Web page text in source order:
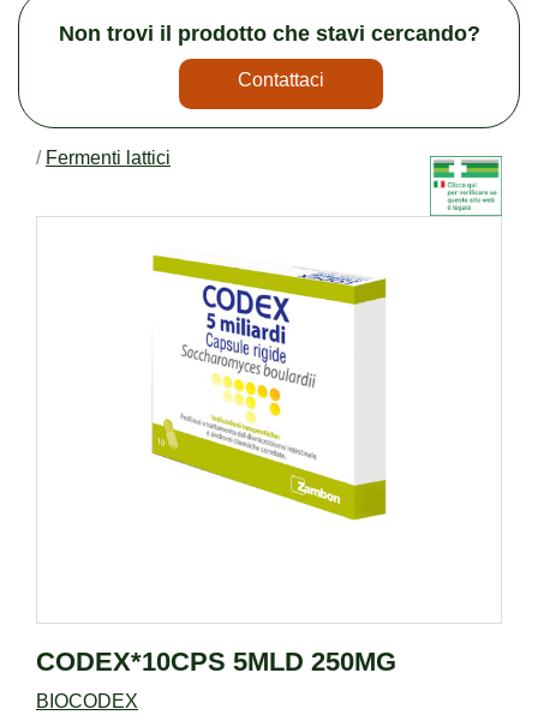
Non trovi il prodotto che stavi cercando?
Contattaci
/ Fermenti lattici
CODEX*10CPS 5MLD 250MG
BIOCODEX